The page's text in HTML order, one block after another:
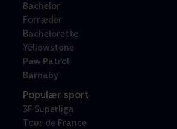
Bachelor
Forræder
Bachelorette
Yellowstone
Paw Patrol
Barnaby
Populær sport
3F Superliga
Tour de France